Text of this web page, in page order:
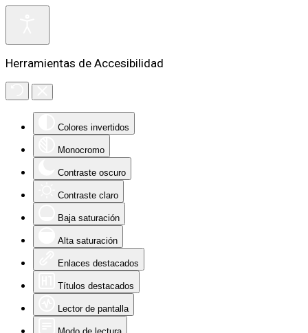
Herramientas de Accesibilidad
Colores invertidos
Monocromo
Contraste oscuro
Contraste claro
Baja saturación
Alta saturación
Enlaces destacados
Títulos destacados
Lector de pantalla